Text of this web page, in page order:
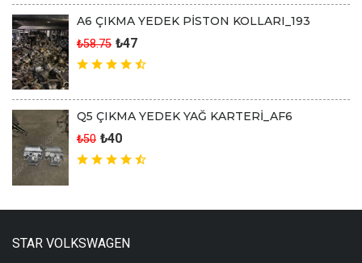
A6 ÇIKMA YEDEK PİSTON KOLLARI_193
₺58.75 ₺47
Q5 ÇIKMA YEDEK YAĞ KARTERİ_AF6
₺50 ₺40
STAR VOLKSWAGEN